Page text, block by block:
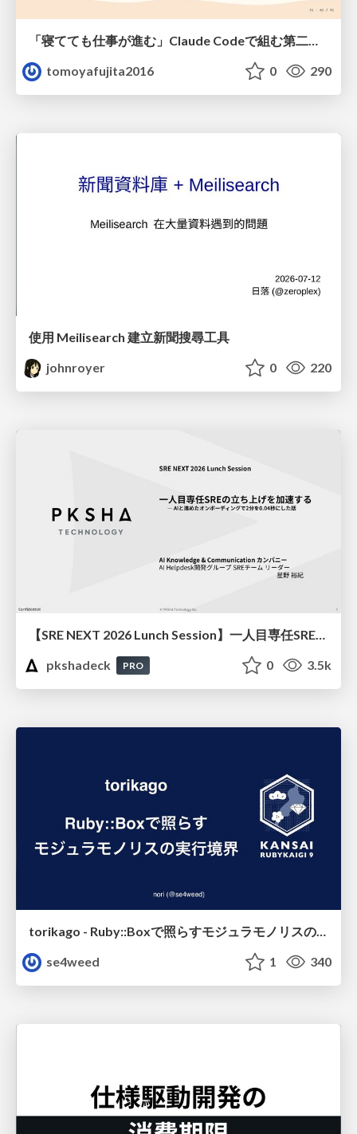
「寝てても仕事が進む」Claude Codeで組む第二の脳
tomoyafujita2016
0 290
使用 Meilisearch 建立新聞搜尋工具
johnroyer
0 220
pkshadeck
PRO 0 3.5k
torikago - Ruby::Boxで照らすモジュラモノリスの実行境界
se4weed
1 340